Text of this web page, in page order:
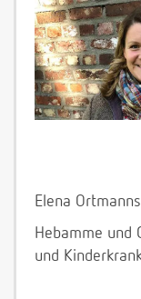
Elena Ortmanns
Hebamme und
und